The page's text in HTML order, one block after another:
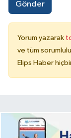
Gönder
Yorum yazarak
ve tüm
Elips Haber